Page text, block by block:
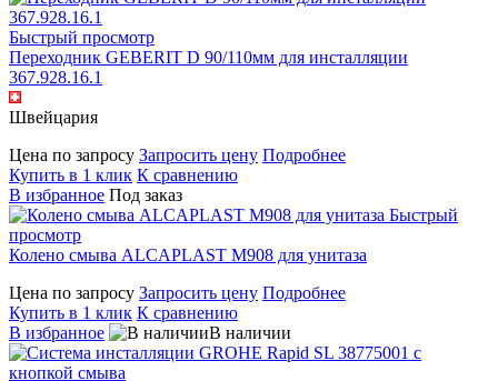
Быстрый просмотр
Переходник GEBERIT D 90/110мм для инсталляции
367.928.16.1
Швейцария
Цена по запросу Запросить цену Подробнее
Купить в 1 клик К сравнению
В избранное Под заказ
Быстрый
просмотр
Колено смыва ALCAPLAST M908 для унитаза
Цена по запросу Запросить цену Подробнее
Купить в 1 клик К сравнению
В избранное
В наличии